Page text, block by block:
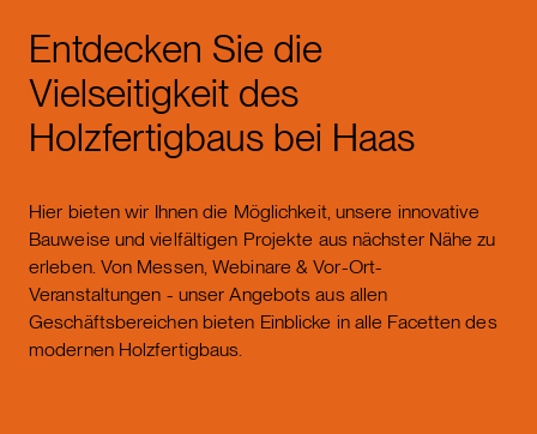
Entdecken Sie die
Vielseitigkeit des
Holzfertigbaus bei Haas
Hier bieten wir Ihnen die Möglichkeit, unsere innovative
Bauweise und vielfältigen Projekte aus nächster Nähe zu
erleben. Von Messen, Webinare & Vor-Ort-
Veranstaltungen - unser Angebots aus allen
Geschäftsbereichen bieten Einblicke in alle Facetten des
modernen Holzfertigbaus.